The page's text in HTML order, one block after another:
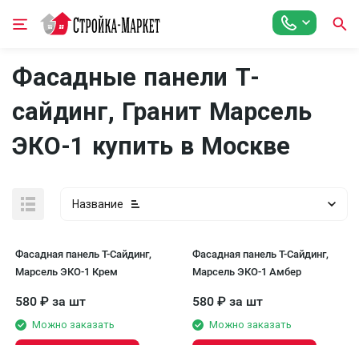
Фасадные панели Т-
сайдинг, Гранит Марсель
ЭКО-1 купить в Москве
Название
Фасадная панель T-Сайдинг,
Марсель ЭКО-1 Крем
580 ₽ за шт
Можно заказать
Фасадная панель T-Сайдинг,
Марсель ЭКО-1 Амбер
580 ₽ за шт
Можно заказать